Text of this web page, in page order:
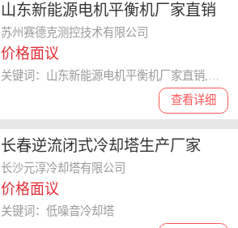
山东新能源电机平衡机厂家直销
和谐共赢 苏州赛德克测控技术供
应
苏州赛德克测控技术有限公司
价格面议
查看详细
长春逆流闭式冷却塔生产厂家
长沙元淳冷却塔有限公司
价格面议
关键词：低噪音冷却塔